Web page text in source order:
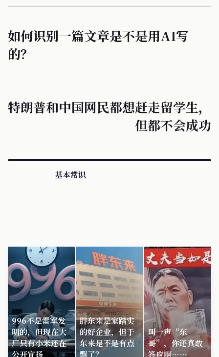
如何识别一篇文章是不是用AI写
的？
特朗普和中国网民都想赶走留学生，
但都不会成功
基本常识
996不是雷军发
明的，但现在大
厂只有小米还在
公开宣扬
胖东来是家踏实
的好企业，但于
东来是不是有点
飘了？
叫一声“东
哥”，你还真敢
答应啊……